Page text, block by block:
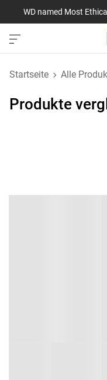
WD named Most
Startseite Alle
Produkte